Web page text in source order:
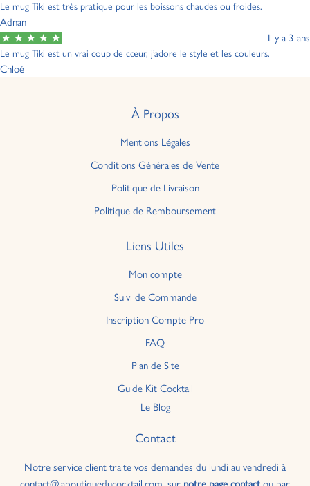
Le mug Tiki est très pratique pour les boissons chaudes ou froides.
Adnan
Il y a 3 ans
Le mug Tiki est un vrai coup de cœur, j’adore le style et les couleurs.
Chloé
À Propos
Mentions Légales
Conditions Générales de Vente
Politique de Livraison
Politique de Remboursement
Liens Utiles
Mon compte
Suivi de Commande
Inscription Compte Pro
FAQ
Plan de Site
Guide Kit Cocktail
Le Blog
Contact
Notre service client traite vos demandes du lundi au vendredi à